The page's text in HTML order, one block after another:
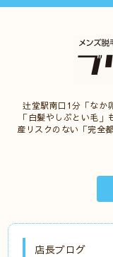
辻堂駅南口1分「なか
「白髪やしぶとい毛
産リスクのない「完全
店長ブログ